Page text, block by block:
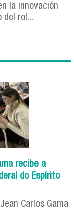
la innovación
rol...
recibe a
do Espírito
Carlos Gama